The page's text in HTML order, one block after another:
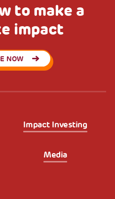
to make a
impact
NOW
Impact Investing
Media